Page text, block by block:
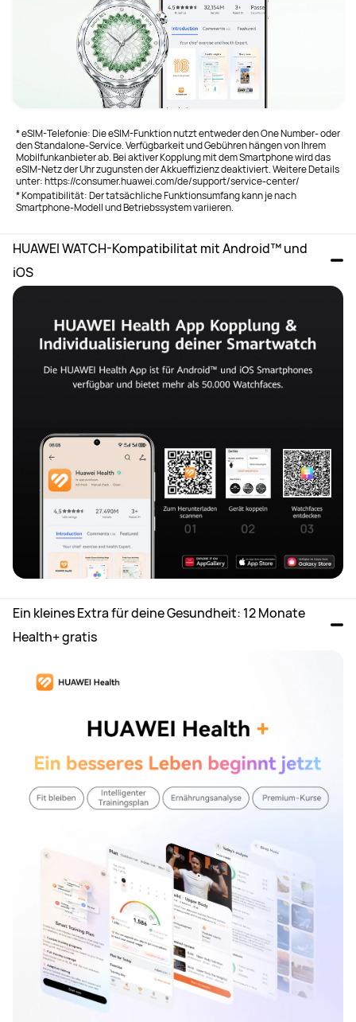
* eSIM-Telefonie: Die eSIM-Funktion nutzt entweder den One Number- oder
den Standalone-Service. Verfügbarkeit und Gebühren hängen von Ihrem
Mobilfunkanbieter ab. Bei aktiver Kopplung mit dem Smartphone wird das
eSIM-Netz der Uhr zugunsten der Akkueffizienz deaktiviert. Weitere Details
unter: https://consumer.huawei.com/de/support/service-center/
* Kompatibilität: Der tatsächliche Funktionsumfang kann je nach
Smartphone-Modell und Betriebssystem variieren.
HUAWEI WATCH-Kompatibilitat mit Android™ und
iOS
Ein kleines Extra für deine Gesundheit: 12 Monate
Health+ gratis